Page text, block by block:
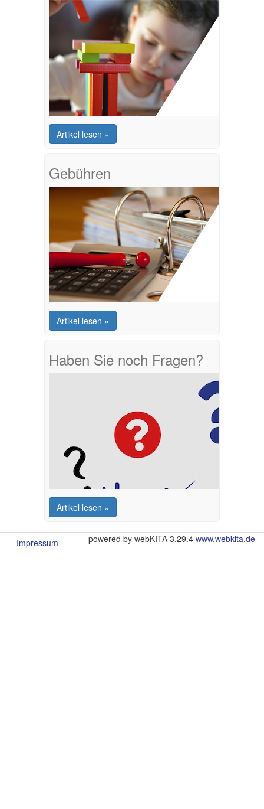
Artikel lesen »
Gebühren
Artikel lesen »
Haben Sie noch Fragen?
Artikel lesen »
Impressum powered by webKITA 3.29.4 www.webkita.de